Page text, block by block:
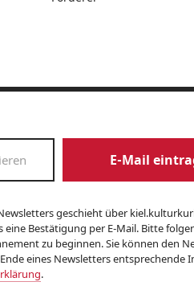
E-Mail
geschieht über
Bestätigung per E-Mail. Bitte
zu beginnen. Sie können den
eines Newsletters entsprechende
.